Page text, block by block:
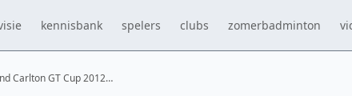
kennisbank spelers clubs zomerbadminton
Carlton GT Cup 2012…